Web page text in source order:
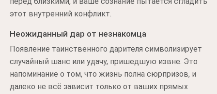
этот внутренний конфликт.
Неожиданный дар от незнакомца
Появление таинственного дарителя символизирует
случайный шанс или удачу, пришедшую извне. Это
напоминание о том, что жизнь полна сюрпризов, и
далеко не всё зависит только от ваших прямых